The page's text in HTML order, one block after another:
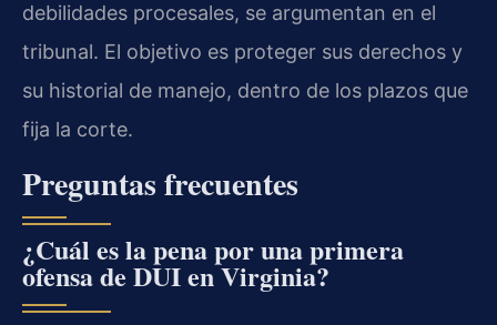
debilidades procesales, se argumentan en el
tribunal. El objetivo es proteger sus derechos y
su historial de manejo, dentro de los plazos que
fija la corte.
Preguntas frecuentes
¿Cuál es la pena por una primera
ofensa de DUI en Virginia?